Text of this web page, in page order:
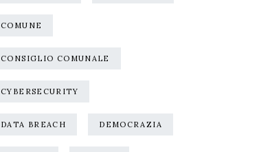
COMUNE
CONSIGLIO COMUNALE
CYBERSECURITY
DATA BREACH DEMOCRAZIA